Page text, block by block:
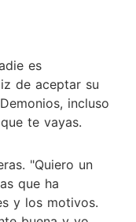
es
de aceptar su
incluso
te vayas.
"Quiero un
que ha
y los motivos.